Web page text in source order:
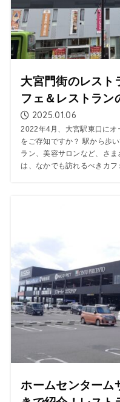
大宮門街のレスト
フェ＆レストラン
2025.01.06
2022年4月、大宮駅東口にオ
をご存知ですか？ 駅から歩
ラン、美容サロンなど、さま
は、なかでも訪れるべきカフ
ホームセンターム